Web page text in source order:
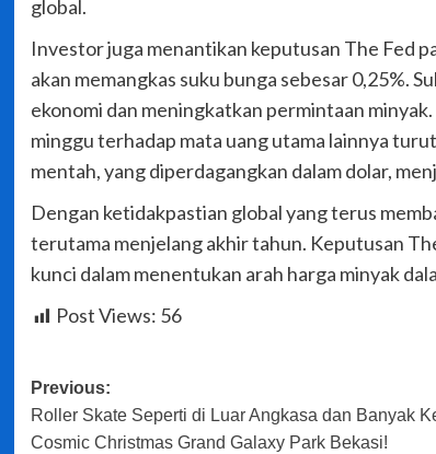
global.
Investor juga menantikan keputusan The Fed
akan memangkas suku bunga sebesar 0,25%.
ekonomi dan meningkatkan permintaan
minggu terhadap mata uang utama lainnya
mentah, yang diperdagangkan dalam dolar,
Dengan ketidakpastian global yang terus
terutama menjelang akhir tahun. Keputusan
kunci dalam menentukan arah harga minyak
Post Views: 56
Post
navigation
Previous:
Roller Skate Seperti di Luar Angkasa dan Banyak
Cosmic Christmas Grand Galaxy Park Bekasi!